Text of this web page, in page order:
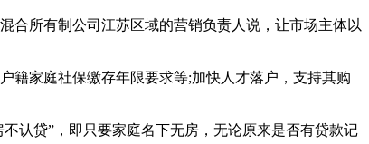
所有制公司江苏区域的营销负责人说，让市场主体以
家庭社保缴存年限要求等;加快人才落户，支持其购
认贷”，即只要家庭名下无房，无论原来是否有贷款记